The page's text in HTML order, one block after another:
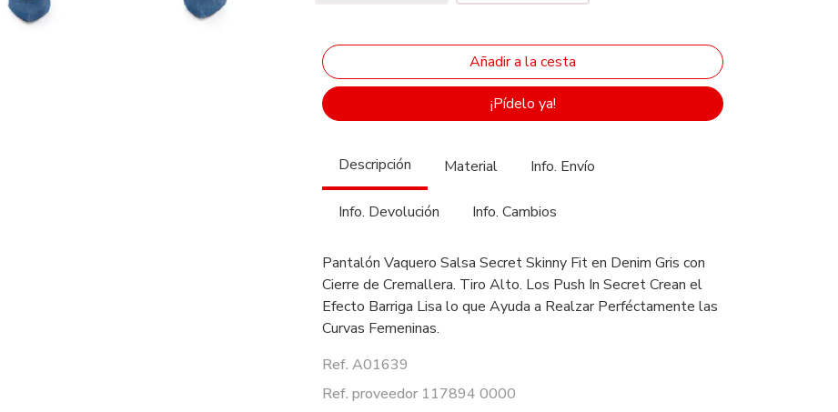
¡Pídelo ya!
Descripción Material Info. Envío
Info. Devolución Info. Cambios
Pantalón Vaquero Salsa Secret Skinny Fit en Denim Gris con
Cierre de Cremallera. Tiro Alto. Los Push In Secret Crean el
Efecto Barriga Lisa lo que Ayuda a Realzar Perféctamente las
Curvas Femeninas.
Ref. A01639
Ref. proveedor 117894 0000